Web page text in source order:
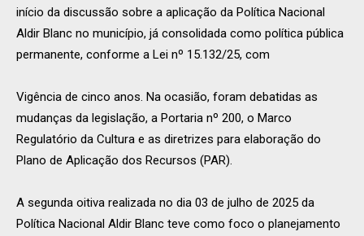
início da discussão sobre a aplicação da Política Nacional
Aldir Blanc no município, já consolidada como política pública
permanente, conforme a Lei nº 15.132/25, com
Vigência de cinco anos. Na ocasião, foram debatidas as
mudanças da legislação, a Portaria nº 200, o Marco
Regulatório da Cultura e as diretrizes para elaboração do
Plano de Aplicação dos Recursos (PAR).
A segunda oitiva realizada no dia 03 de julho de 2025 da
Política Nacional Aldir Blanc teve como foco o planejamento